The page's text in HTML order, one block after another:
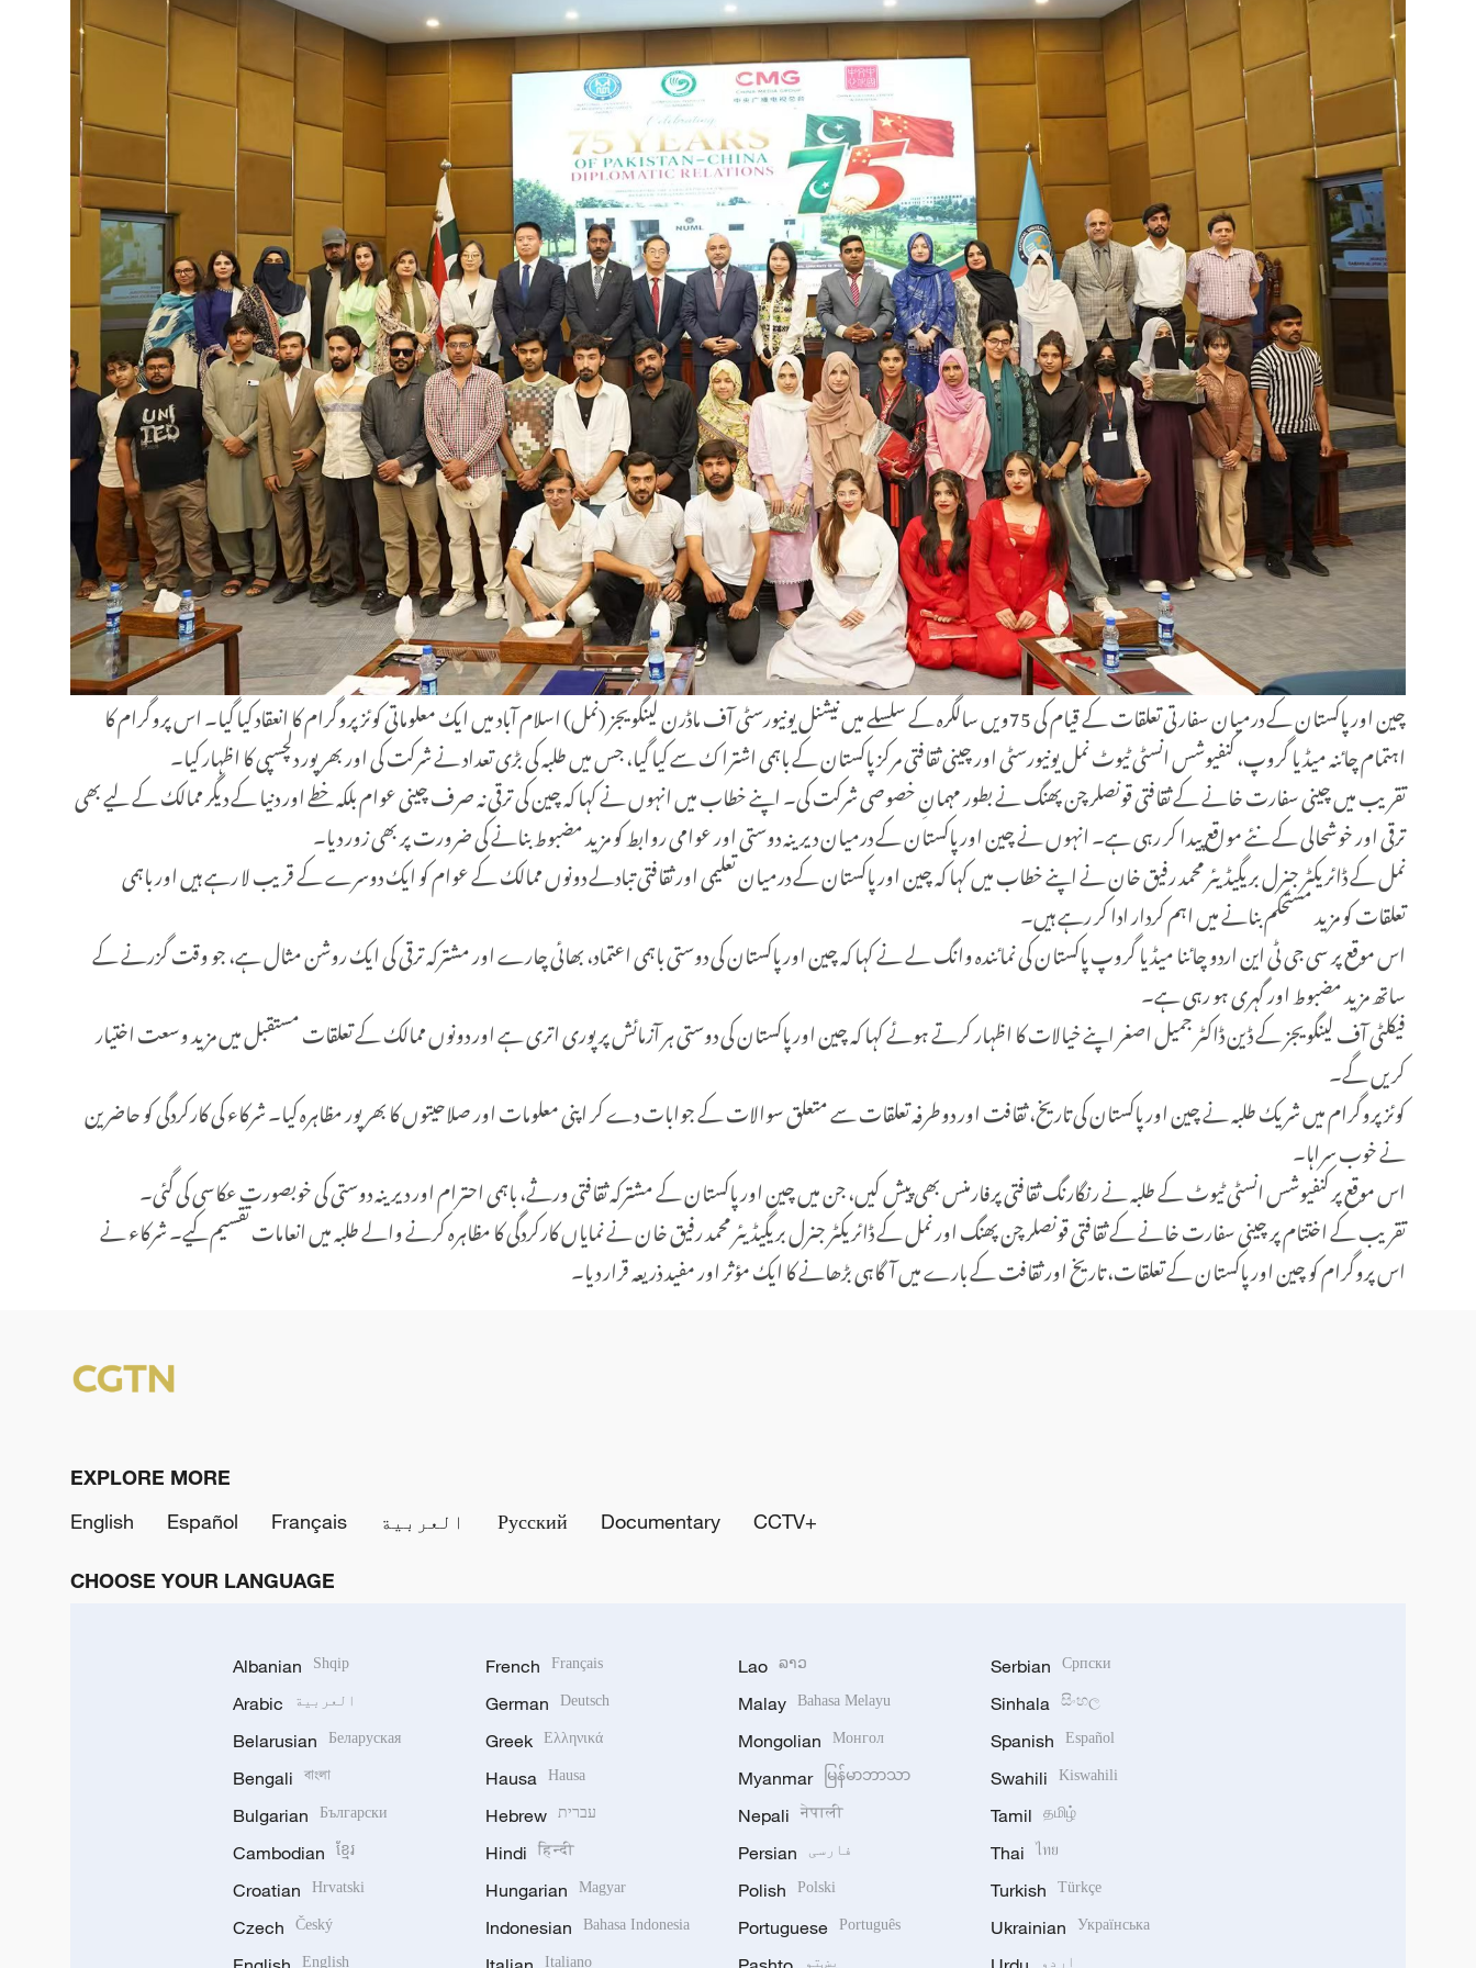
چین اور پاکستان کے درمیان سفارتی تعلقات کے قیام کی 75ویں سالگرہ کے سلسلے میں نیشنل یونیورسٹی آف ماڈرن لینگویجز (نمل) اسلام آباد میں ایک معلوماتی کوئز پروگرام کا انعقاد کیا گیا۔ اس پروگرام کا
اہتمام چائنہ میڈیا گروپ، کنفیوشس انسٹی ٹیوٹ نمل یونیورسٹی اور چینی ثقافتی مرکز پاکستان کے باہمی اشتراک سے کیا گیا، جس میں طلبہ کی بڑی تعداد نے شرکت کی اور بھرپور دلچسپی کا اظہار کیا۔
تقریب میں چینی سفارت خانے کے ثقافتی قونصلر چن پھنگ نے بطور مہمانِ خصوصی شرکت کی۔ اپنے خطاب میں انہوں نے کہا کہ چین کی ترقی نہ صرف چینی عوام بلکہ خطے اور دنیا کے دیگر ممالک کے لیے بھی
ترقی اور خوشحالی کے نئے مواقع پیدا کر رہی ہے۔ انہوں نے چین اور پاکستان کے درمیان دیرینہ دوستی اور عوامی روابط کو مزید مضبوط بنانے کی ضرورت پر بھی زور دیا۔
نمل کے ڈائریکٹر جنرل بریگیڈیئر محمد رفیق خان نے اپنے خطاب میں کہا کہ چین اور پاکستان کے درمیان تعلیمی اور ثقافتی تبادلے دونوں ممالک کے عوام کو ایک دوسرے کے قریب لا رہے ہیں اور باہمی
تعلقات کو مزید مستحکم بنانے میں اہم کردار ادا کر رہے ہیں۔
اس موقع پر سی جی ٹی این اردو چائنا میڈیا گروپ پاکستان کی نمائندہ وانگ لے نے کہا کہ چین اور پاکستان کی دوستی باہمی اعتماد، بھائی چارے اور مشترکہ ترقی کی ایک روشن مثال ہے، جو وقت گزرنے کے
ساتھ مزید مضبوط اور گہری ہو رہی ہے۔
فیکلٹی آف لینگویجز کے ڈین ڈاکٹر جمیل اصغر اپنے خیالات کا اظہار کرتے ہوئے کہا کہ چین اور پاکستان کی دوستی ہر آزمائش پر پوری اتری ہے اور دونوں ممالک کے تعلقات مستقبل میں مزید وسعت اختیار
کریں گے۔
کوئز پروگرام میں شریک طلبہ نے چین اور پاکستان کی تاریخ، ثقافت اور دوطرفہ تعلقات سے متعلق سوالات کے جوابات دے کر اپنی معلومات اور صلاحیتوں کا بھرپور مظاہرہ کیا۔ شرکاء کی کارکردگی کو حاضرین
نے خوب سراہا۔
اس موقع پر کنفیوشس انسٹی ٹیوٹ کے طلبہ نے رنگارنگ ثقافتی پرفارمنس بھی پیش کیں، جن میں چین اور پاکستان کے مشترکہ ثقافتی ورثے، باہمی احترام اور دیرینہ دوستی کی خوبصورت عکاسی کی گئی۔
تقریب کے اختتام پر چینی سفارت خانے کے ثقافتی قونصلر چن پھنگ اور نمل کے ڈائریکٹر جنرل بریگیڈیئر محمد رفیق خان نے نمایاں کارکردگی کا مظاہرہ کرنے والے طلبہ میں انعامات تقسیم کیے۔ شرکاء نے
اس پروگرام کو چین اور پاکستان کے تعلقات، تاریخ اور ثقافت کے بارے میں آگاہی بڑھانے کا ایک مؤثر اور مفید ذریعہ قرار دیا۔
EXPLORE MORE
English
Español Français العربية Русский Documentary CCTV+
CHOOSE YOUR LANGUAGE
Albanian Shqip
Arabic العربية
Belarusian Беларуская
Bengali বাংলা
Bulgarian Български
Cambodian ខ្មែរ
Croatian Hrvatski
Czech Český
English
French Français
German Deutsch
Greek Ελληνικά
Hausa Hausa
Hebrew עברית
Hindi हिन्दी
Hungarian Magyar
Indonesian Bahasa Indonesia
Italiano
Lao ລາວ
Malay Bahasa Melayu
Mongolian Монгол
Myanmar မြန်မာဘာသာ
Nepali नेपाली
Persian فارسی
Polish Polski
Portuguese Português
پښتو
Serbian Српски
Sinhala සිංහල
Spanish Español
Swahili Kiswahili
Tamil தமிழ்
Thai ไทย
Turkish Türkçe
Ukrainian Українська
اردو